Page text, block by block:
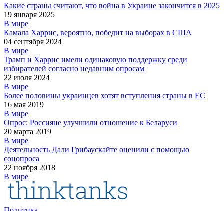
Какие страны считают, что война в Украине закончится в 2025
19 января 2025
В мире
Камала Харрис, вероятно, победит на выборах в США
04 сентября 2024
В мире
Трамп и Харрис имели одинаковую поддержку среди
избирателей согласно недавним опросам
22 июля 2024
В мире
Более половины украинцев хотят вступления страны в ЕС
16 мая 2019
В мире
Опрос: Россияне улучшили отношение к Беларуси
20 марта 2019
В мире
Деятельность Дали Грибаускайте оценили с помощью
соцопроса
22 ноября 2018
В мире